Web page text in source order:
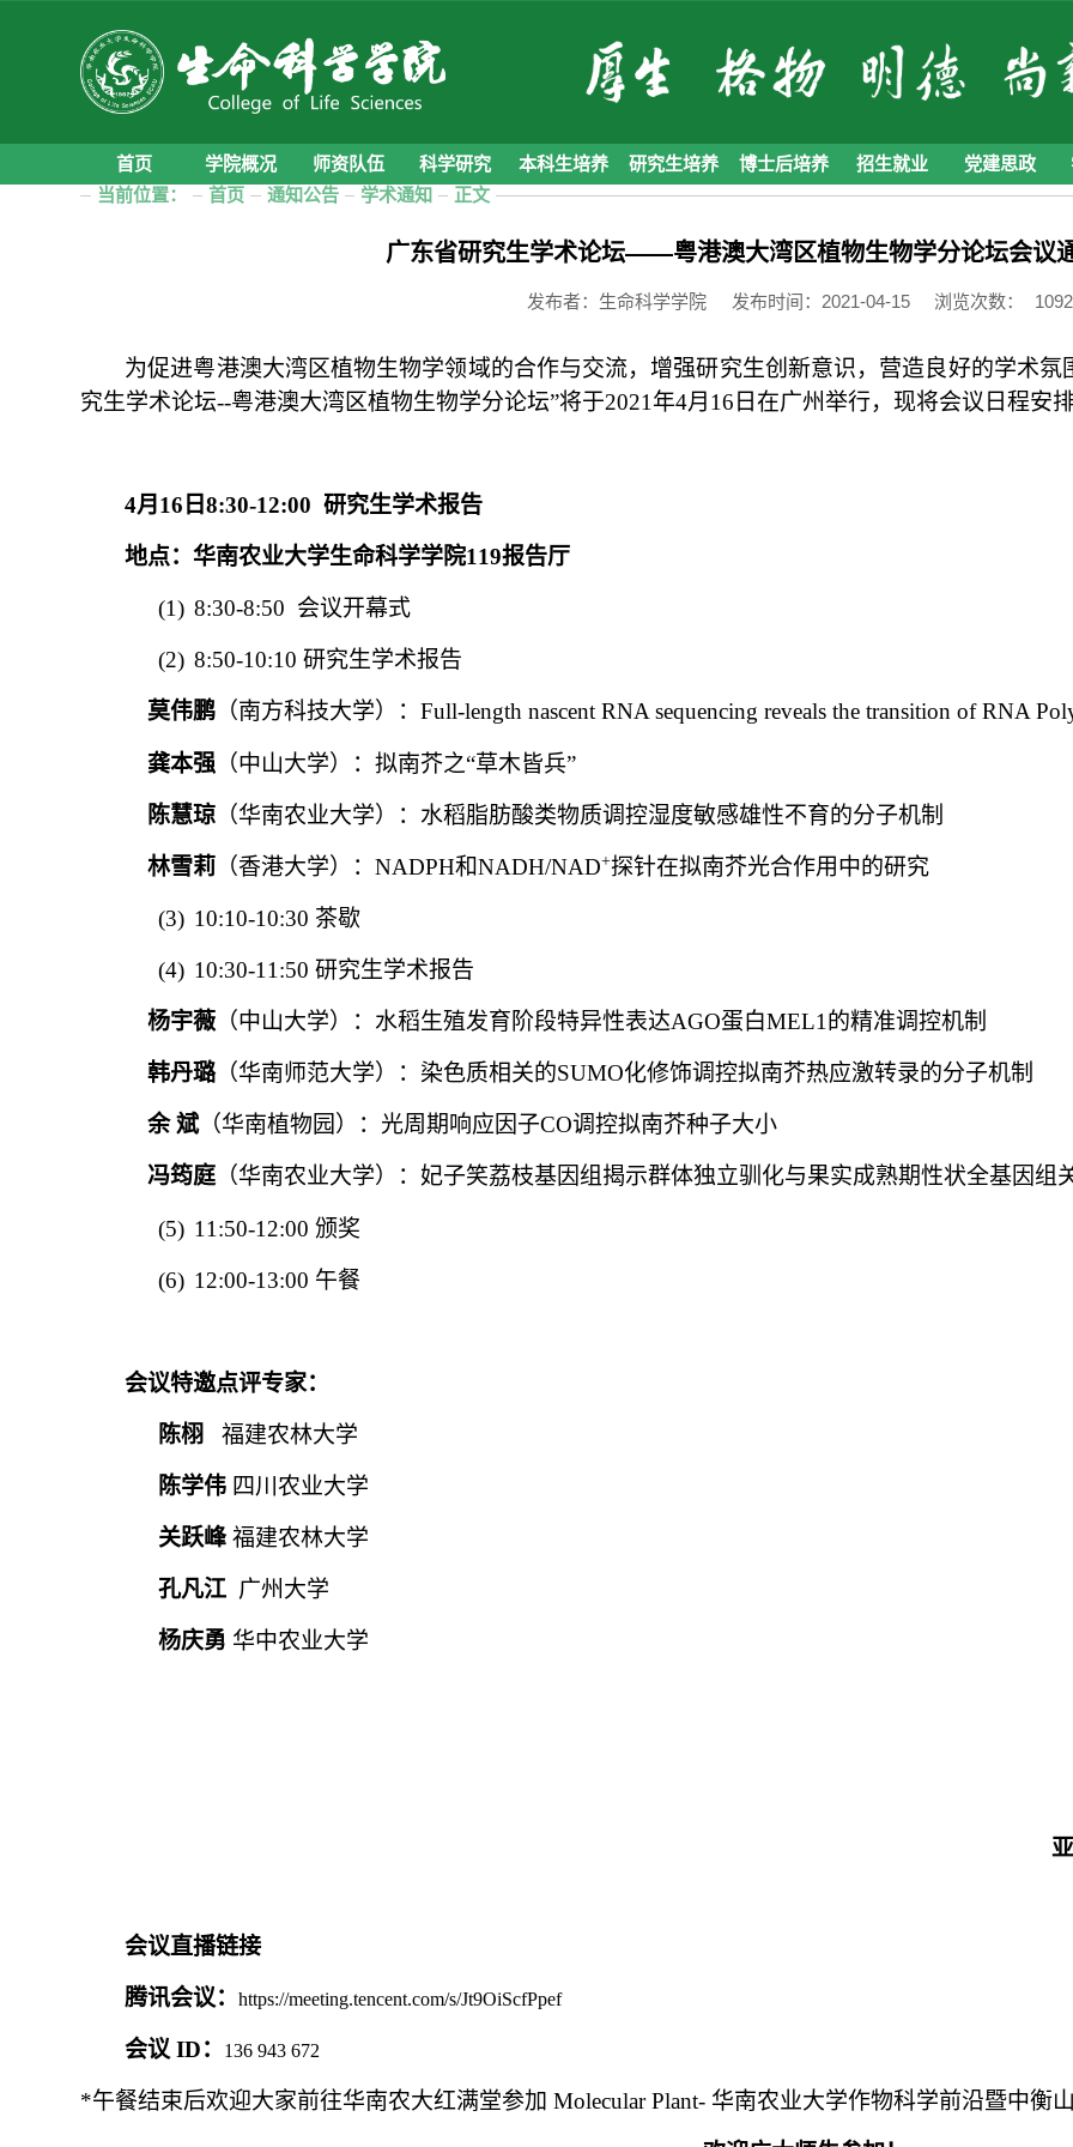
首页 学院概况 师资队伍 科学研究 本科生培养 研究生培养 博士后培养 招生就业 党建思政
当前位置：
首页 通知公告 学术通知 正文
广东省研究生学术论坛——粤港澳大湾区植物生物学分论坛会议
发布者：生命科学学院 发布时间：2021-04-15 浏览次数： 1092
为促进粤港澳大湾区植物生物学领域的合作与交流，增强研究生创新意识，营造良好的学术
究生学术论坛--粤港澳大湾区植物生物学分论坛”将于2021年4月16日在广州举行，现将会议日程安排
4月16日8:30-12:00 研究生学术报告
地点：华南农业大学生命科学学院119报告厅
(1) 8:30-8:50 会议开幕式
(2) 8:50-10:10研究生学术报告
莫伟鹏 （南方科技大学）：Full-length nascent RNA sequencing reveals the transition of RNA
龚本强 （中山大学）：拟南芥之“草木皆兵”
陈慧琼 （华南农业大学）：水稻脂肪酸类物质调控湿度敏感雄性不育的分子机制
林雪莉 （香港大学）：NADPH和NADH/NAD+探针在拟南芥光合作用中的研究
(3) 10:10-10:30 茶歇
(4) 10:30-11:50研究生学术报告
杨宇薇 （中山大学）：水稻生殖发育阶段特异性表达AGO蛋白MEL1的精准调控机制
韩丹璐（华南师范大学）：染色质相关的SUMO化修饰调控拟南芥热应激转录的分子机制
余 斌（华南植物园）：光周期响应因子CO调控拟南芥种子大小
冯筠庭（华南农业大学）：妃子笑荔枝基因组揭示群体独立驯化与果实成熟期性状全基因组
(5) 11:50-12:00颁奖
(6) 12:00-13:00 午餐
会议特邀点评专家：
陈栩 福建农林大学
陈学伟 四川农业大学
关跃峰福建农林大学
孔凡江 广州大学
杨庆勇 华中农业大学
会议直播链接
腾讯会议：https://meeting.tencent.com/s/Jt9OiScfPpef
会议 ID： 136 943 672
*午餐结束后欢迎大家前往华南农大红满堂参加 Molecular Plant- 华南农业大学作物科学前沿暨中衡